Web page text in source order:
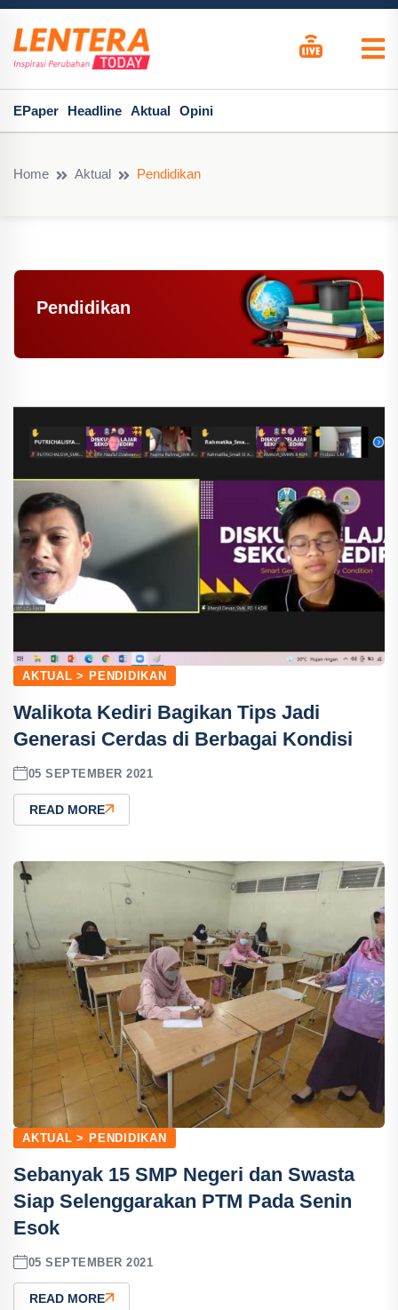
EPaper Headline Aktual Opini
Home Aktual Pendidikan
Pendidikan
AKTUAL > PENDIDIKAN
Walikota Kediri Bagikan Tips Jadi
Generasi Cerdas di Berbagai Kondisi
05 SEPTEMBER 2021
READ MORE
AKTUAL > PENDIDIKAN
Sebanyak 15 SMP Negeri dan Swasta
Siap Selenggarakan PTM Pada Senin
Esok
05 SEPTEMBER 2021
READ MORE